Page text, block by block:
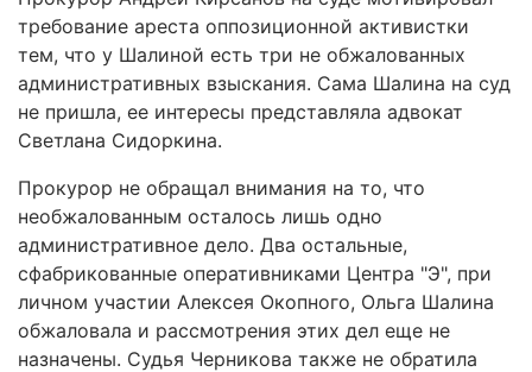
требование ареста оппозиционной активистки
тем, что у Шалиной есть три не обжалованных
административных взыскания. Сама Шалина на суд
не пришла, ее интересы представляла адвокат
Светлана Сидоркина.
Прокурор не обращал внимания на то, что
необжалованным осталось лишь одно
административное дело. Два остальные,
сфабрикованные оперативниками Центра "Э", при
личном участии Алексея Окопного, Ольга Шалина
обжаловала и рассмотрения этих дел еще не
назначены. Судья Черникова также не обратила